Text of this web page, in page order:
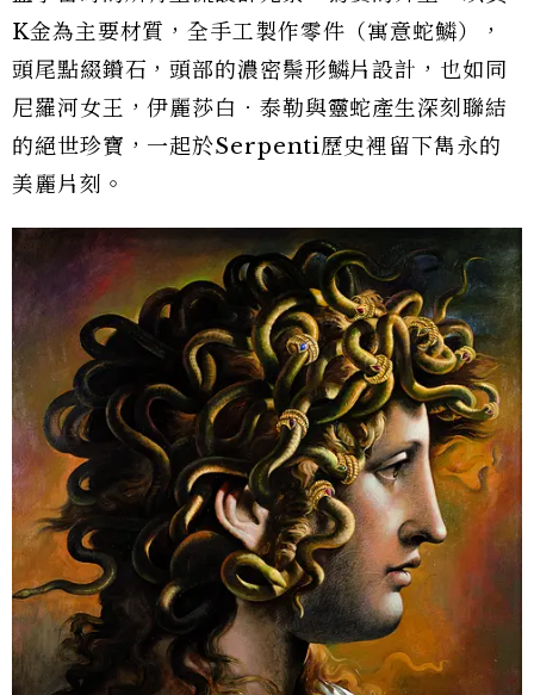
K金為主要材質，全手工製作零件（寓意蛇鱗），
頭尾點綴鑽石，頭部的濃密鬃形鱗片設計，也如同
尼羅河女王，伊麗莎白．泰勒與靈蛇產生深刻聯結
的絕世珍寶，一起於Serpenti歷史裡留下雋永的
美麗片刻。